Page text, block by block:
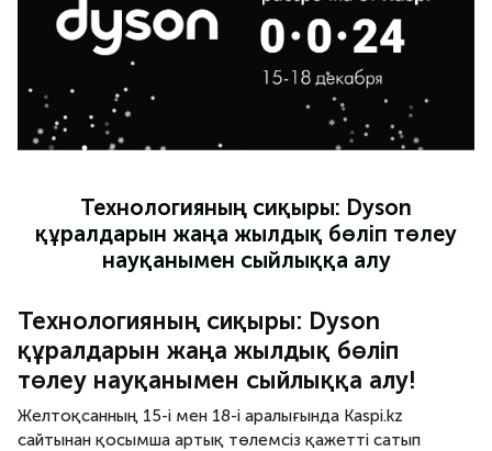
Технологияның сиқыры: Dyson
құралдарын жаңа жылдық бөліп төлеу
науқанымен сыйлыққа алу
Технологияның сиқыры: Dyson
құралдарын жаңа жылдық бөліп
төлеу науқанымен сыйлыққа алу!
Желтоқсанның 15-і мен 18-і аралығында Kaspi.kz
сайтынан қосымша артық төлемсіз қажетті сатып